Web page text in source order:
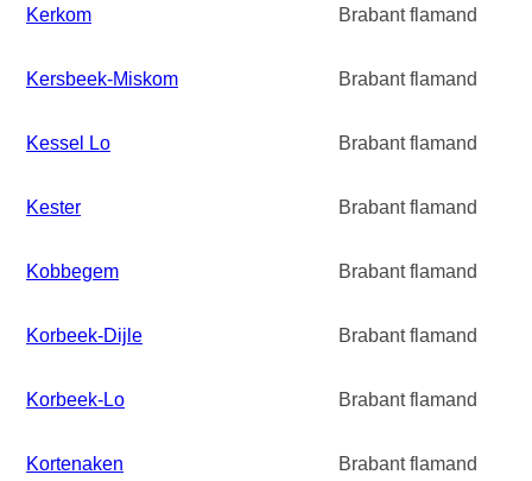
Kerkom Brabant flamand
Kersbeek-Miskom Brabant flamand
Kessel Lo Brabant flamand
Kester Brabant flamand
Kobbegem Brabant flamand
Korbeek-Dijle Brabant flamand
Korbeek-Lo Brabant flamand
Kortenaken Brabant flamand